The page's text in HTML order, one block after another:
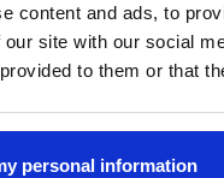
content and ads, to
site with our social
to them or that
personal information
para
contra